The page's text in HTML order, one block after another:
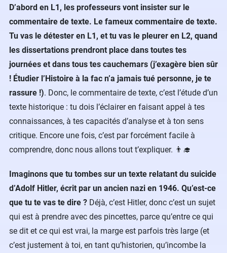
D’abord en L1, les professeurs vont insister sur le
commentaire de texte. Le fameux commentaire de texte.
Tu vas le détester en L1, et tu vas le pleurer en L2, quand
les dissertations prendront place dans toutes tes
journées et dans tous tes cauchemars (j’exagère bien sûr
! Étudier l’Histoire à la fac n’a jamais tué personne, je te
rassure !). Donc, le commentaire de texte, c’est l’étude d’un
texte historique : tu dois l’éclairer en faisant appel à tes
connaissances, à tes capacités d’analyse et à ton sens
critique. Encore une fois, c’est par forcément facile à
comprendre, donc nous allons tout t’expliquer. 👨‍🎓
Imaginons que tu tombes sur un texte relatant du suicide
d’Adolf Hitler, écrit par un ancien nazi en 1946. Qu’est-ce
que tu te vas te dire ? Déjà, c’est Hitler, donc c’est un sujet
qui est à prendre avec des pincettes, parce qu’entre ce qui
se dit et ce qui est vrai, la marge est parfois très large (et
c’est justement à toi, en tant qu’historien, qu’incombe la